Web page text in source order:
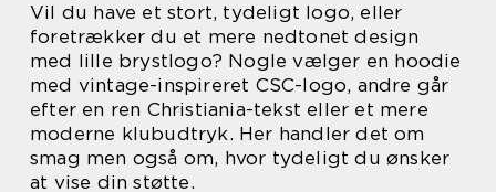
Vil du have et stort, tydeligt logo, eller
foretrækker du et mere nedtonet design
med lille brystlogo? Nogle vælger en hoodie
med vintage-inspireret CSC-logo, andre går
efter en ren Christiania-tekst eller et mere
moderne klubudtryk. Her handler det om
smag men også om, hvor tydeligt du ønsker
at vise din støtte.